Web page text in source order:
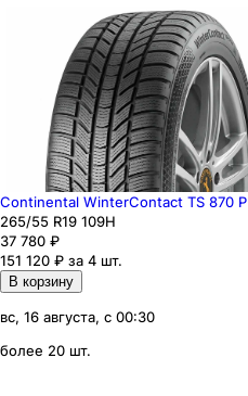
Continental WinterContact TS 870 P
265/55 R19 109H
37 780 ₽
151 120 ₽ за 4 шт.
В корзину
вс, 16 августа, с 00:30
более 20 шт.